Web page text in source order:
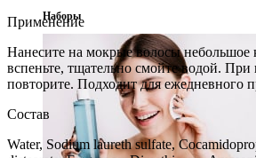
Наборы
Применение
Нанесите на мокрые волосы небольшое
вспеньте, тщательно смойте водой. При
повторите. Подходит для ежедневного
Состав
Water, Sodium laureth sulfate,